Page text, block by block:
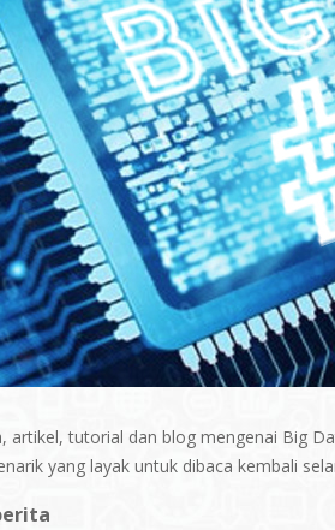
artikel, tutorial dan blog mengenai Big
yang layak untuk dibaca kembali